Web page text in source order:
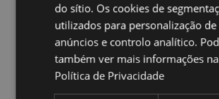
Caracteristicas do Produto
Altura 19-20.5cm Largura 2.5-
Profundidade 1.5cm
5055071763427
144
do sítio. Os cookies de
utilizados para personalização de
anúncios e controlo analítico.
também ver mais informações
Política de Privacidade